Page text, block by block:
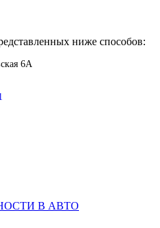
ниже способов:
6А
В АВТО